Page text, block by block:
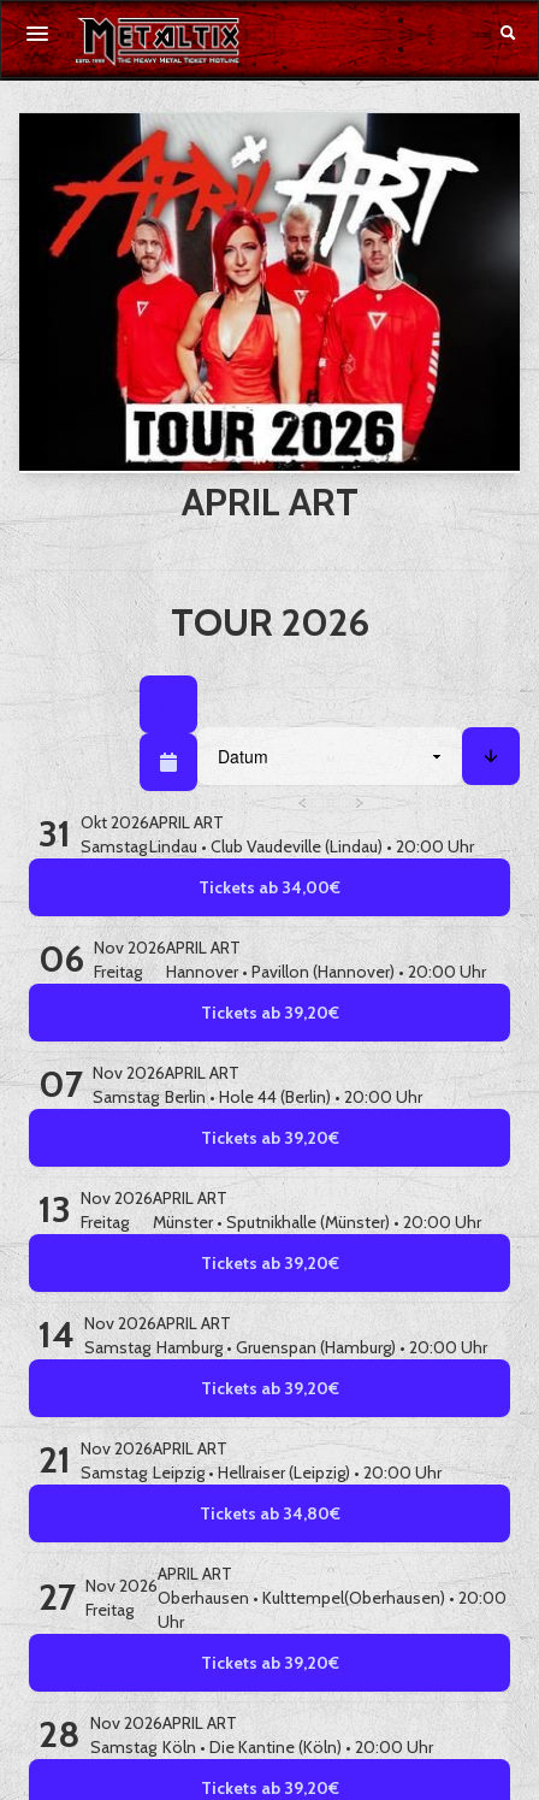
Konzerte
Festivals
Gutschein
Merchandise
DE
Anmelden
APRIL ART
TOUR 2026
Listenansicht / Kalenderansicht
Listenansicht
KalenderansichtSortieren nach
31 Okt 2026
Samstag
APRIL ART
Lindau • Club Vaudeville (Lindau) • 20:00 Uhr
Tickets ab 34,00€
06 Nov 2026
Freitag
APRIL ART
Hannover• Pavillon (Hannover) • 20:00 Uhr
Tickets ab 39,20€
07 Nov 2026
Samstag
APRIL ART
Berlin•Hole 44 (Berlin) • 20:00 Uhr
Tickets ab 39,20€
13 Nov 2026
Freitag
APRIL ART
Münster• Sputnikhalle (Münster) • 20:00 Uhr
Tickets ab 39,20€
14 Nov 2026
Samstag
APRIL ART
Hamburg• Gruenspan (Hamburg) • 20:00 Uhr
Tickets ab 39,20€
21
Nov 2026
Samstag
APRIL ART
Leipzig• Hellraiser (Leipzig) • 20:00 Uhr
Tickets ab 34,80€
27 Nov 2026
Freitag
APRIL ART
Oberhausen• Kulttempel(Oberhausen) • 20:00
Uhr
Tickets ab 39,20€
28 Nov 2026
Samstag
APRIL ART
Köln • Die Kantine (Köln) • 20:00 Uhr
Tickets ab 39,20€